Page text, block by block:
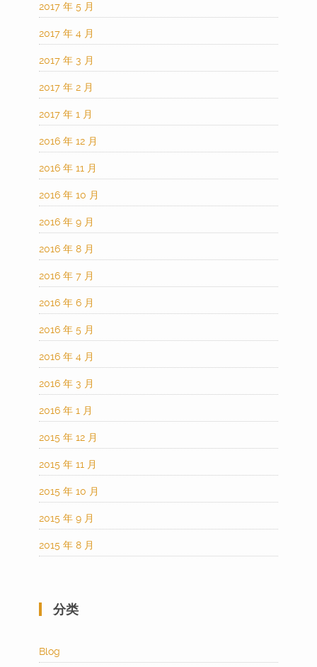
2017 年 5 月
2017 年 4 月
2017 年 3 月
2017 年 2 月
2017 年 1 月
2016 年 12 月
2016 年 11 月
2016 年 10 月
2016 年 9 月
2016 年 8 月
2016 年 7 月
2016 年 6 月
2016 年 5 月
2016 年 4 月
2016 年 3 月
2016 年 1 月
2015 年 12 月
2015 年 11 月
2015 年 10 月
2015 年 9 月
2015 年 8 月
分类
Blog